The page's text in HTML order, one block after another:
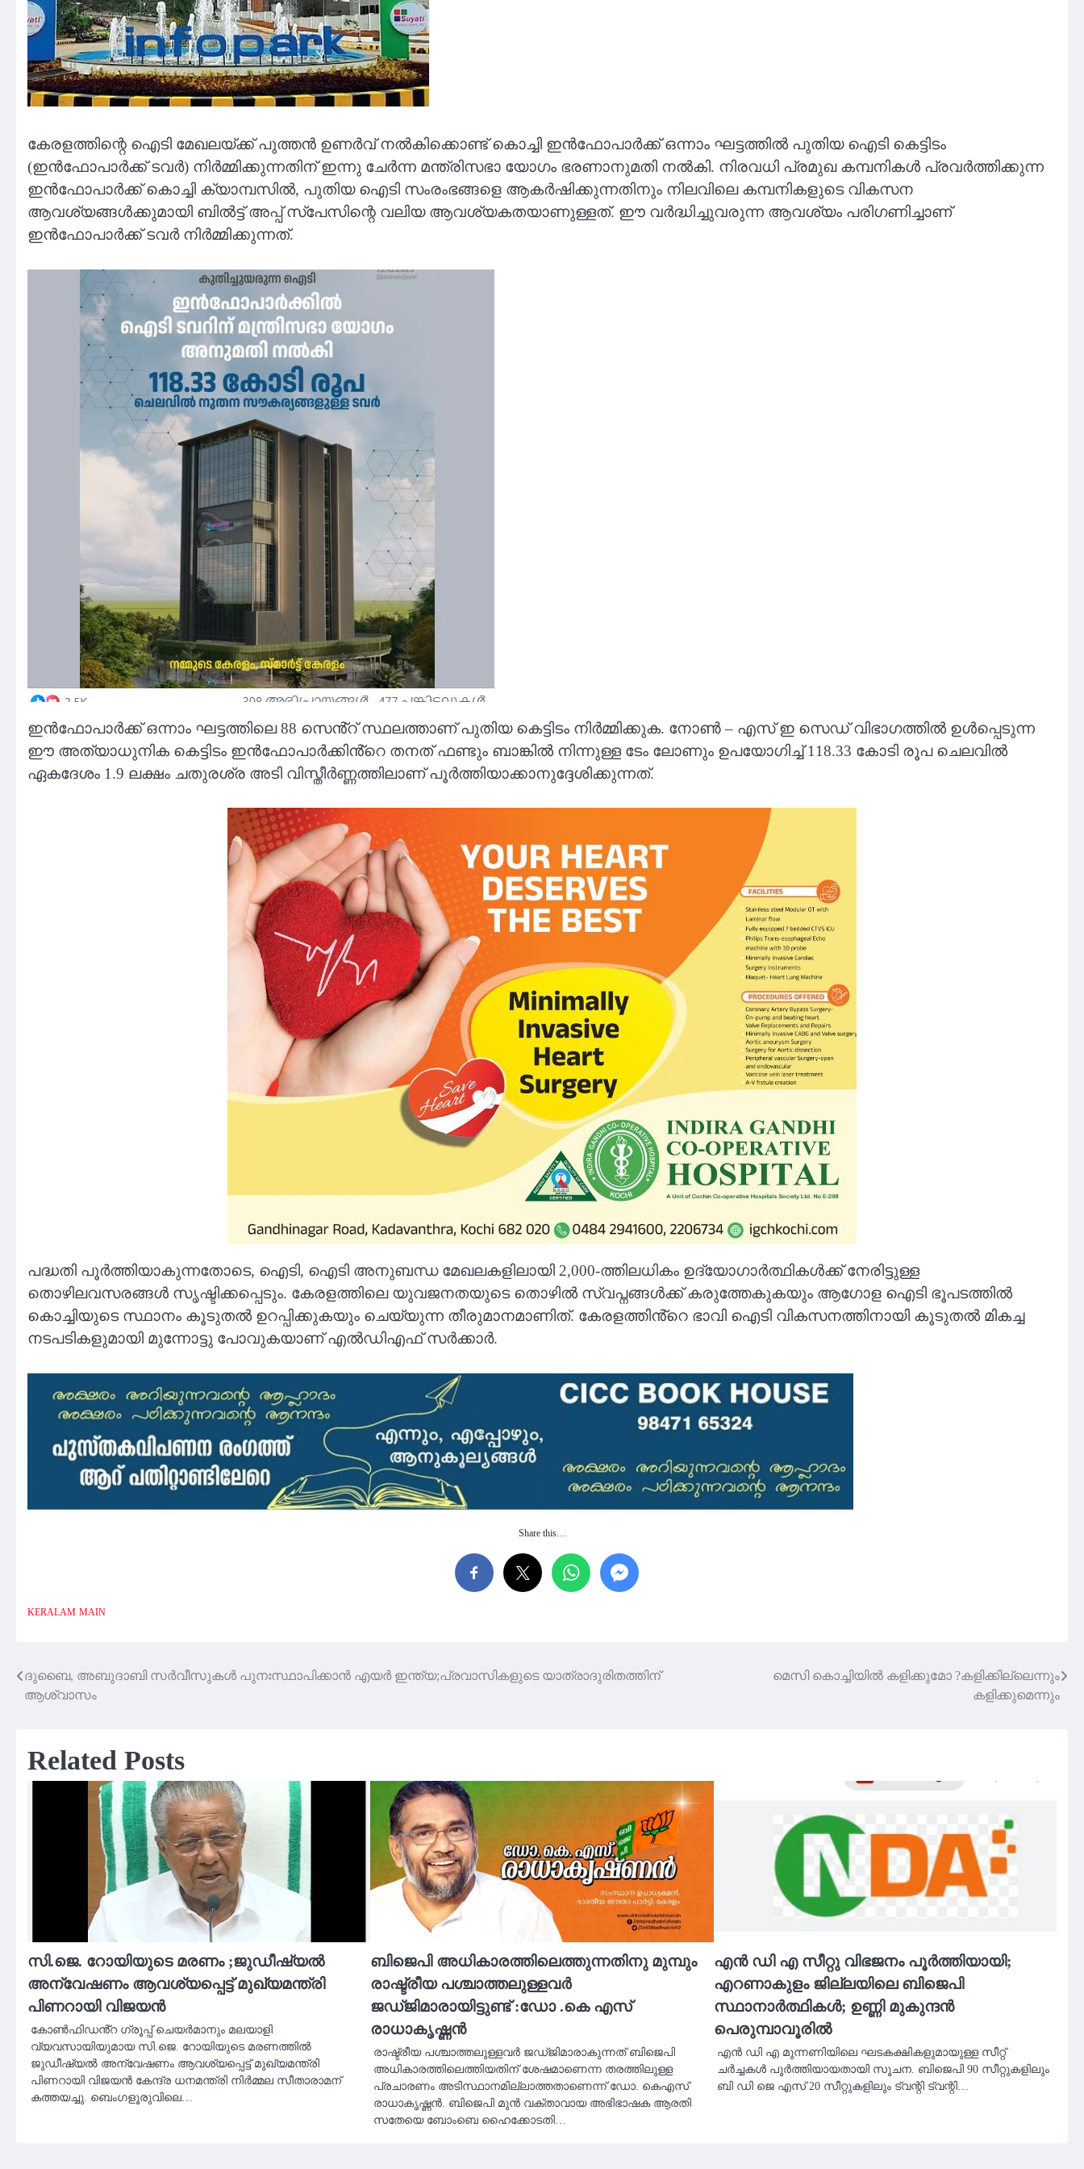
കേരളത്തിന്റെ ഐടി മേഖലയ്ക്ക് പുത്തൻ ഉണർവ് നൽകിക്കൊണ്ട് കൊച്ചി ഇൻഫോപാർക്ക് ഒന്നാം ഘട്ടത്തിൽ പുതിയ ഐടി കെട്ടിടം
(ഇൻഫോപാർക്ക് ടവർ) നിർമ്മിക്കുന്നതിന് ഇന്നു ചേർന്ന മന്ത്രിസഭാ യോഗം ഭരണാനുമതി നൽകി. നിരവധി പ്രമുഖ കമ്പനികൾ പ്രവർത്തിക്കുന്ന
ഇൻഫോപാർക്ക് കൊച്ചി ക്യാമ്പസിൽ, പുതിയ ഐടി സംരംഭങ്ങളെ ആകർഷിക്കുന്നതിനും നിലവിലെ കമ്പനികളുടെ വികസന
ആവശ്യങ്ങൾക്കുമായി ബിൽട്ട് അപ്പ് സ്‌പേസിന്റെ വലിയ ആവശ്യകതയാണുള്ളത്. ഈ വർദ്ധിച്ചുവരുന്ന ആവശ്യം പരിഗണിച്ചാണ്
ഇൻഫോപാർക്ക് ടവർ നിർമ്മിക്കുന്നത്.
ഇൻഫോപാർക്ക് ഒന്നാം ഘട്ടത്തിലെ 88 സെൻ്റ് സ്ഥലത്താണ് പുതിയ കെട്ടിടം നിർമ്മിക്കുക. നോൺ – എസ് ഇ സെഡ് വിഭാഗത്തിൽ ഉൾപ്പെടുന്ന
ഈ അത്യാധുനിക കെട്ടിടം ഇൻഫോപാർക്കിൻ്റെ തനത് ഫണ്ടും ബാങ്കിൽ നിന്നുള്ള ടേം ലോണും ഉപയോഗിച്ച് 118.33 കോടി രൂപ ചെലവിൽ
ഏകദേശം 1.9 ലക്ഷം ചതുരശ്ര അടി വിസ്തീർണ്ണത്തിലാണ് പൂർത്തിയാക്കാനുദ്ദേശിക്കുന്നത്.
പദ്ധതി പൂർത്തിയാകുന്നതോടെ, ഐടി, ഐടി അനുബന്ധ മേഖലകളിലായി 2,000-ത്തിലധികം ഉദ്യോഗാർത്ഥികൾക്ക് നേരിട്ടുള്ള
തൊഴിലവസരങ്ങൾ സൃഷ്ടിക്കപ്പെടും. കേരളത്തിലെ യുവജനതയുടെ തൊഴിൽ സ്വപ്നങ്ങൾക്ക് കരുത്തേകുകയും ആഗോള ഐടി ഭൂപടത്തിൽ
കൊച്ചിയുടെ സ്ഥാനം കൂടുതൽ ഉറപ്പിക്കുകയും ചെയ്യുന്ന തീരുമാനമാണിത്. കേരളത്തിൻ്റെ ഭാവി ഐടി വികസനത്തിനായി കൂടുതൽ മികച്ച
നടപടികളുമായി മുന്നോട്ടു പോവുകയാണ് എൽഡിഎഫ് സർക്കാർ.
Share this…
KERALAM MAIN
Post
navigation
ദുബൈ, അബുദാബി സര്‍വീസുകള്‍ പുനഃസ്ഥാപിക്കാന്‍ എയര്‍ ഇന്ത്യ;പ്രവാസികളുടെ യാത്രാദുരിതത്തിന്
ആശ്വാസം
മെസി കൊച്ചിയിൽ കളിക്കുമോ ?കളിക്കില്ലെന്നും
കളിക്കുമെന്നും
Related Posts
സി.ജെ. റോയിയുടെ മരണം ;ജുഡീഷ്യൽ
അന്വേഷണം ആവശ്യപ്പെട്ട് മുഖ്യമന്ത്രി
പിണറായി വിജയൻ
കോൺഫിഡൻ്റ ഗ്രൂപ്പ് ചെയർമാനും മലയാളി
വ്യവസായിയുമായ സി.ജെ. റോയിയുടെ മരണത്തിൽ
ജുഡീഷ്യൽ അന്വേഷണം ആവശ്യപ്പെട്ട് മുഖ്യമന്ത്രി
പിണറായി വിജയൻ കേന്ദ്ര ധനമന്ത്രി നിർമ്മല സീതാരാമന്
കത്തയച്ചു. ബെംഗളൂരുവിലെ…
ബിജെപി അധികാരത്തിലെത്തുന്നതിനു മുമ്പും
രാഷ്ട്രീയ പശ്ചാത്തലുള്ളവര്‍
ജഡ്‌ജിമാരായിട്ടുണ്ട് :ഡോ .കെ എസ്
രാധാകൃഷ്ണൻ
രാഷ്ട്രീയ പശ്ചാത്തലുള്ളവര്‍ ജഡ്ജിമാരാകുന്നത് ബിജെപി
അധികാരത്തിലെത്തിയതിന് ശേഷമാണെന്ന തരത്തിലുള്ള
പ്രചാരണം അടിസ്ഥാനമില്ലാത്തതാണെന്ന് ഡോ. കെഎസ്
രാധാകൃഷ്ണന്‍. ബിജെപി മുന്‍ വക്താവായ അഭിഭാഷക ആരതി
സതേയെ ബോംബെ ഹൈക്കോടതി…
എൻ ഡി എ സീറ്റു വിഭജനം പൂർത്തിയായി;
എറണാകുളം ജില്ലയിലെ ബിജെപി
സ്ഥാനാർത്ഥികൾ; ഉണ്ണി മുകുന്ദൻ
പെരുമ്പാവൂരിൽ
എൻ ഡി എ മുന്നണിയിലെ ഘടകക്ഷികളുമായുള്ള സീറ്റ്
ചർച്ചകൾ പൂർത്തിയായതായി സൂചന. ബിജെപി 90 സീറ്റുകളിലും
ബി ഡി ജെ എസ് 20 സീറ്റുകളിലും ട്വന്റി ട്വന്റി…